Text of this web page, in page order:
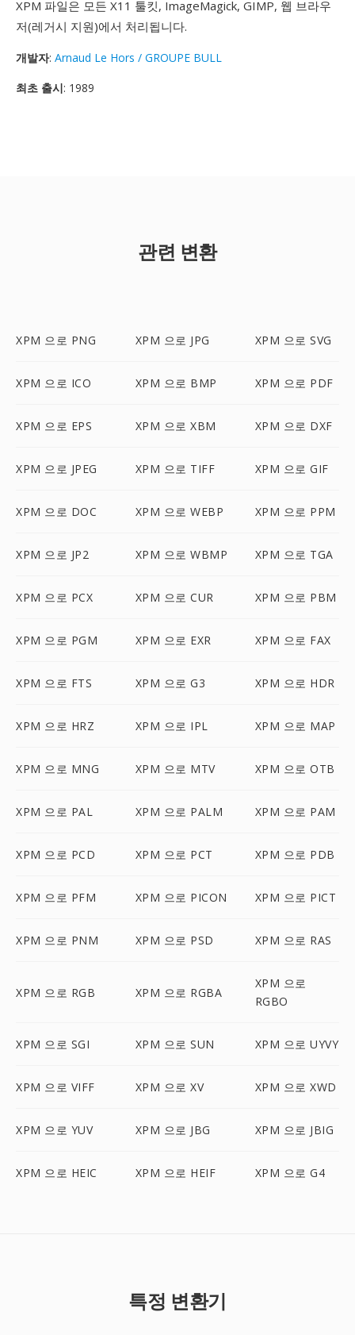
XPM 파일은 모든 X11 툴킷, ImageMagick, GIMP, 웹 브라우
저(레거시 지원)에서 처리됩니다.
개발자: Arnaud Le Hors / GROUPE BULL
최초 출시: 1989
관련 변환
XPM 으로 PNG XPM 으로 JPG XPM 으로 SVG
XPM 으로 ICO XPM 으로 BMP XPM 으로 PDF
XPM 으로 EPS XPM 으로 XBM XPM 으로 DXF
XPM 으로 JPEG XPM 으로 TIFF XPM 으로 GIF
XPM 으로 DOC XPM 으로 WEBP XPM 으로 PPM
XPM 으로 JP2 XPM 으로 WBMP XPM 으로 TGA
XPM 으로 PCX XPM 으로 CUR XPM 으로 PBM
XPM 으로 PGM XPM 으로 EXR XPM 으로 FAX
XPM 으로 FTS XPM 으로 G3 XPM 으로 HDR
XPM 으로 HRZ XPM 으로 IPL XPM 으로 MAP
XPM 으로 MNG XPM 으로 MTV XPM 으로 OTB
XPM 으로 PAL XPM 으로 PALM XPM 으로 PAM
XPM 으로 PCD XPM 으로 PCT XPM 으로 PDB
XPM 으로 PFM XPM 으로 PICON XPM 으로 PICT
XPM 으로 PNM XPM 으로 PSD XPM 으로 RAS
XPM 으로 RGB XPM 으로 RGBA
XPM 으로
RGBO
XPM 으로 SGI XPM 으로 SUN XPM 으로 UYVY
XPM 으로 VIFF XPM 으로 XV XPM 으로 XWD
XPM 으로 YUV XPM 으로 JBG XPM 으로 JBIG
XPM 으로 HEIC XPM 으로 HEIF XPM 으로 G4
특정 변환기